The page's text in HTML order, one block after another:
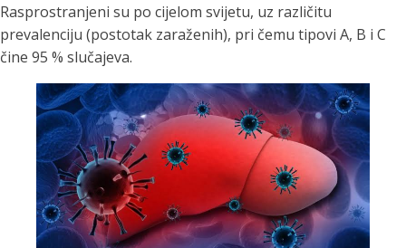
Rasprostranjeni su po cijelom svijetu, uz različitu
prevalenciju (postotak zaraženih), pri čemu tipovi A, B i C
čine 95 % slučajeva.